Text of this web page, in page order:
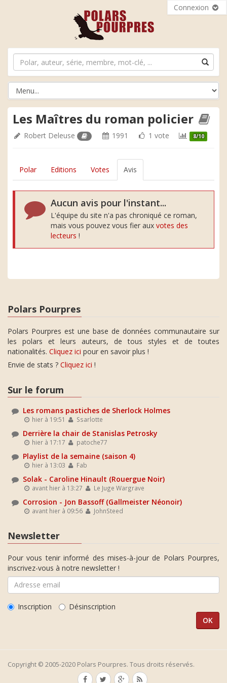
Connexion
Les Maîtres du roman policier
Robert Deleuse 1991 1 vote 8/10
Polar Editions Votes Avis
Aucun avis pour l'instant...
L'équipe du site n'a pas chroniqué ce roman,
mais vous pouvez vous fier aux votes des
lecteurs !
Polars Pourpres
Polars Pourpres est une base de données communautaire sur
les polars et leurs auteurs, de tous styles et de toutes
nationalités. Cliquez ici pour en savoir plus !
Envie de stats ? Cliquez ici !
Sur le forum
Les romans pastiches de Sherlock Holmes
hier à 19:51 Ssarlotte
Derrière la chair de Stanislas Petrosky
hier à 17:17 patoche77
Playlist de la semaine (saison 4)
hier à 13:03 Fab
Solak - Caroline Hinault (Rouergue Noir)
avant hier à 13:27 Le Juge Wargrave
Corrosion - Jon Bassoff (Gallmeister Néonoir)
avant hier à 09:56 JohnSteed
Newsletter
Pour vous tenir informé des mises-à-jour de Polars Pourpres,
inscrivez-vous à notre newsletter !
Inscription Désinscription
Copyright © 2005-2020 Polars Pourpres. Tous droits réservés.